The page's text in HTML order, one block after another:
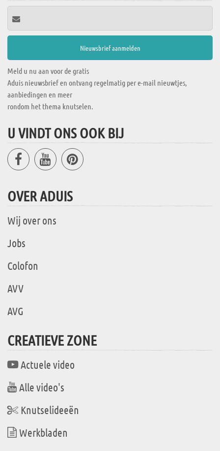
Meld u nu aan voor de gratis
Aduis nieuwsbrief en ontvang regelmatig per e-mail nieuwtjes,
aanbiedingen en meer
rondom het thema knutselen.
U VINDT ONS OOK BIJ
OVER ADUIS
Wij over ons
Jobs
Colofon
AVV
AVG
CREATIEVE ZONE
Actuele video
Alle video's
Knutselideeën
Werkbladen